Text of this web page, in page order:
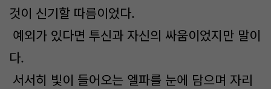
것이 신기할 따름이었다.
예외가 있다면 투신과 자신의 싸움이었지만 말이
다.
서서히 빛이 들어오는 엘파를 눈에 담으며 자리